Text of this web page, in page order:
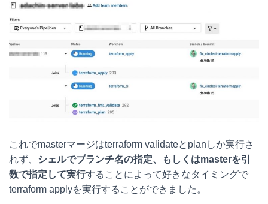
これでmasterマージはterraform validateとplanしか実行さ
れず、 シェルでブランチ名の指定、もしくはmasterを引
数で指定して実行することによって好きなタイミングで
terraform applyを実行することができました。